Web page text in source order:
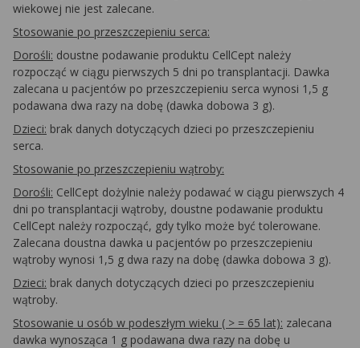
wiekowej nie jest zalecane.
Stosowanie po przeszczepieniu serca:
Dorośli: doustne podawanie produktu CellCept należy
rozpocząć w ciągu pierwszych 5 dni po transplantacji. Dawka
zalecana u pacjentów po przeszczepieniu serca wynosi 1,5 g
podawana dwa razy na dobę (dawka dobowa 3 g).
Dzieci: brak danych dotyczących dzieci po przeszczepieniu
serca.
Stosowanie po przeszczepieniu wątroby:
Dorośli: CellCept dożylnie należy podawać w ciągu pierwszych 4
dni po transplantacji wątroby, doustne podawanie produktu
CellCept należy rozpocząć, gdy tylko może być tolerowane.
Zalecana doustna dawka u pacjentów po przeszczepieniu
wątroby wynosi 1,5 g dwa razy na dobę (dawka dobowa 3 g).
Dzieci: brak danych dotyczących dzieci po przeszczepieniu
wątroby.
Stosowanie u osób w podeszłym wieku ( > = 65 lat): zalecana
dawka wynosząca 1 g podawana dwa razy na dobę u